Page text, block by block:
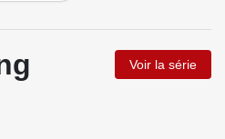
Voir la série